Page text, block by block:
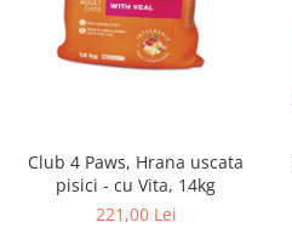
Club 4 Paws, Hrana uscata
pisici - cu Vita, 14kg
221,00 Lei